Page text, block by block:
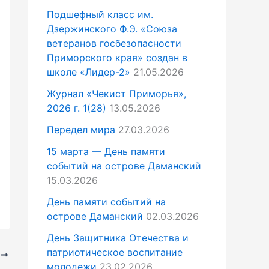
Подшефный класс им.
Дзержинского Ф.Э. «Союза
ветеранов госбезопасности
Приморского края» создан в
школе «Лидер-2» 21.05.2026
Журнал «Чекист Приморья»,
2026 г. 1(28) 13.05.2026
Передел мира 27.03.2026
15 марта — День памяти
событий на острове Даманский
15.03.2026
День памяти событий на
острове Даманский 02.03.2026
День Защитника Отечества и
патриотическое воспитание